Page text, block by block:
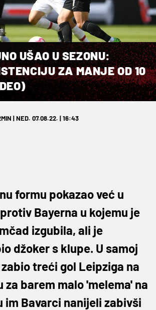
UŠAO U SEZONU:
ZA MANJE OD 10
| NED. 07.08.22. | 16:43
formu pokazao već u
Bayerna u kojemu je
izgubila, ali je
džoker s klupe. U samoj
treći gol Leipziga na
barem malo 'melema' na
im Bavarci nanijeli zabivši